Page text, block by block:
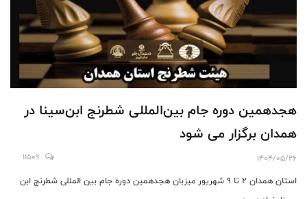
هجدهمین دوره جام بین‌المللی شطرنج ابن‌سینا در
همدان برگزار می شود
1404/05/26
11509
استان همدان ۲ تا ۹ شهریور میزبان هجدهمین دوره جام بین المللی شطرنج ابن